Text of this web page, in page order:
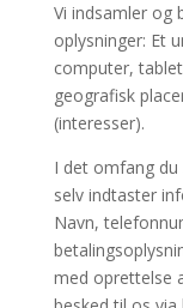
Vi indsamler og
oplysninger: Et
computer,
geografisk
(interesser).
I det omfang du
selv indtaster
Navn,
med oprettelse